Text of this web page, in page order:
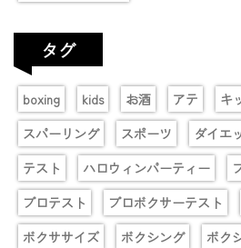
タグ
boxing kids お酒 アテ キ
スパーリング
スポーツ ダイエ
テスト
ハロウィンパーティー
プロテスト
プロボクサーテスト
ボクササイズ
ボクシング
ボク